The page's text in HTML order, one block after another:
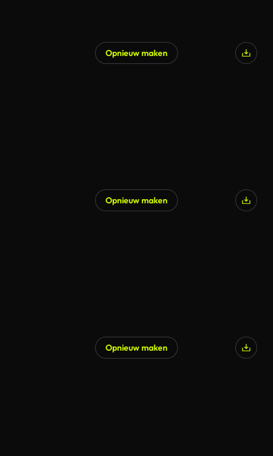
Opnieuw maken
Opnieuw maken
Opnieuw maken